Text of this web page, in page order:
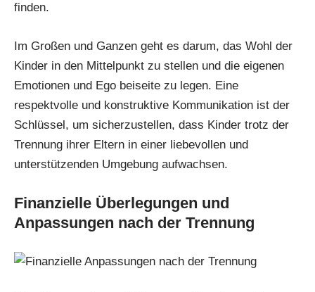
finden.
Im Großen und Ganzen geht es darum, das Wohl der
Kinder in den Mittelpunkt zu stellen und die eigenen
Emotionen und Ego beiseite zu legen. Eine
respektvolle und konstruktive Kommunikation ist der
Schlüssel, um sicherzustellen, dass Kinder trotz der
Trennung ihrer Eltern in einer liebevollen und
unterstützenden Umgebung aufwachsen.
Finanzielle Überlegungen und
Anpassungen nach der Trennung